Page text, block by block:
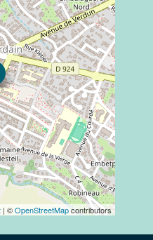
| ©OpenStreetMapcontributors